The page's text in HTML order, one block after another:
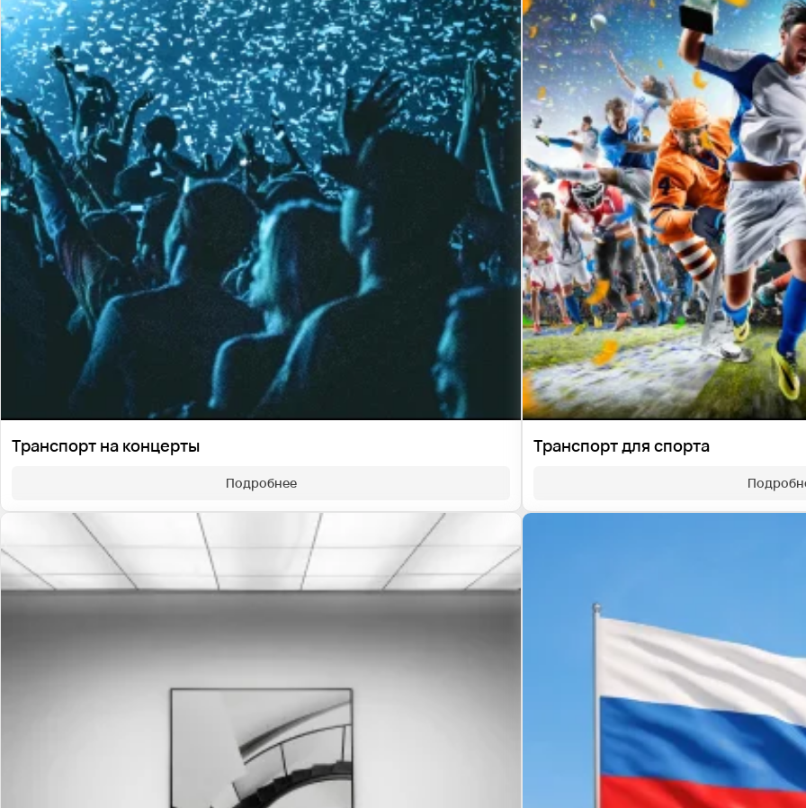
Транспорт на концерты
Подробнее
Транспорт для спорта